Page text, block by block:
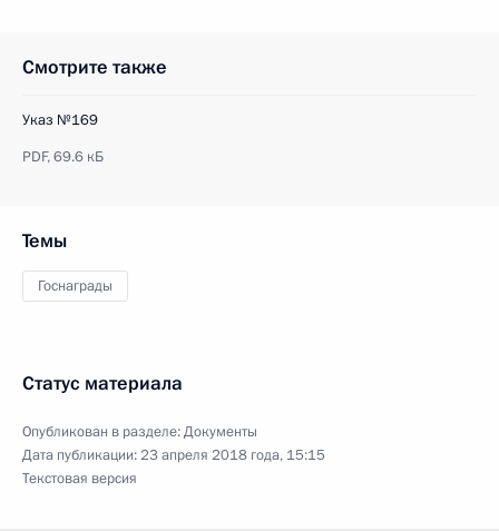
Смотрите также
Указ №169
PDF,69.6 кБ
Темы
Госнаграды
Статус материала
Опубликован в разделе:Документы
Дата публикации:23 апреля 2018 года, 15:15
Текстовая версия